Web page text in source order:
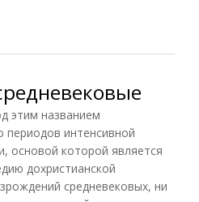
этим названием
периодов интенсивной
основой которой является
дохристианской
средневековых, ни